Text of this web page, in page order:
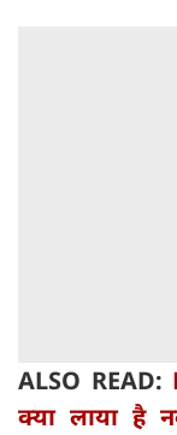
ALSO READ:
क्या लाया है